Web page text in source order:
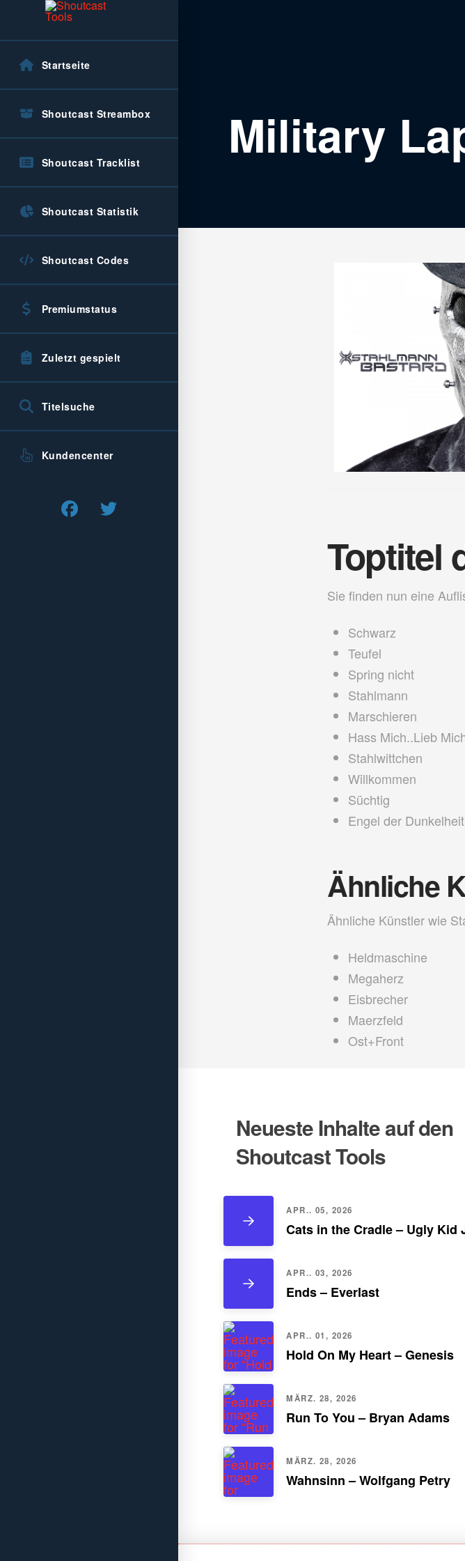
Startseite
Shoutcast Streambox
Shoutcast Tracklist
Shoutcast Statistik
Shoutcast Codes
Premiumstatus
Zuletzt gespielt
Titelsuche
Kundencenter
Military
Toptitel
Sie finden nun eine
Schwarz
Teufel
Spring nicht
Stahlmann
Marschieren
Hass Mich..Lieb
Stahlwittchen
Willkommen
Süchtig
Engel der Dunkelheit
Ähnliche
Ähnliche Künstler wie
Heldmaschine
Megaherz
Eisbrecher
Maerzfeld
Ost+Front
Neueste Inhalte auf den
Shoutcast Tools
APR.. 05, 2026
Cats in the Cradle – Ugly Kid
APR.. 03, 2026
Ends – Everlast
APR.. 01, 2026
Hold On My Heart – Genesis
MÄRZ. 28, 2026
Run To You – Bryan Adams
MÄRZ. 28, 2026
Wahnsinn – Wolfgang Petry